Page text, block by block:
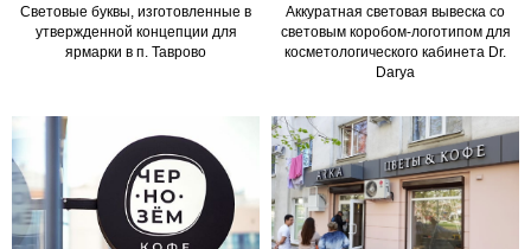
Световые буквы, изготовленные в
утвержденной концепции для
ярмарки в п. Таврово
Аккуратная световая вывеска со
световым коробом-логотипом для
косметологического кабинета Dr.
Darya